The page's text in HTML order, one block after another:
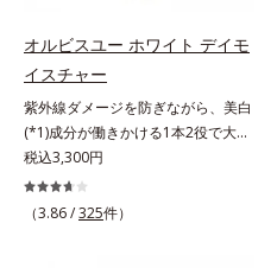
うカラーで、唇を美しく魅せながら
ケアします。マスクに色移りしにく
いので、気兼ねなく使えます。口紅
の下地としてもおすすめです。
オルビスユー ホワイト デイモ
イスチャー
紫外線ダメージを防ぎながら、美白
(*1)成分が働きかける1本2役で大人
の肌を守りぬく。若々しく透明感の
ある美肌を構成する要素と、年齢肌
(*2)のメラニン生成にアプローチし
税込3,300円
（3.86 /325件）